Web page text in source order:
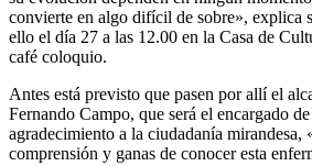
convierte en algo difícil de sobre», explica
ello el día 27 a las 12.00 en la Casa de
café coloquio.
Antes está previsto que pasen por allí el
Fernando Campo, que será el encargado
agradecimiento a la ciudadanía mirandesa,
comprensión y ganas de conocer esta